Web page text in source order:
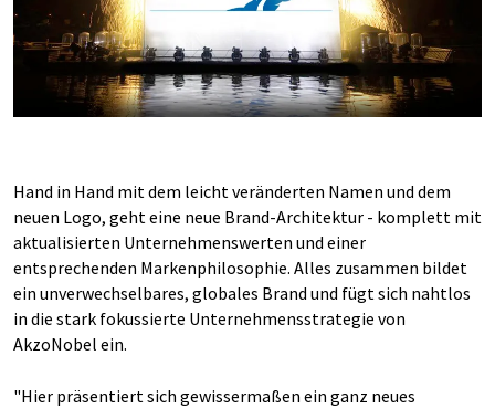
Hand in Hand mit dem leicht veränderten Namen und dem
neuen Logo, geht eine neue Brand-Architektur - komplett mit
aktualisierten Unternehmenswerten und einer
entsprechenden Markenphilosophie. Alles zusammen bildet
ein unverwechselbares, globales Brand und fügt sich nahtlos
in die stark fokussierte Unternehmensstrategie von
AkzoNobel ein.
"Hier präsentiert sich gewissermaßen ein ganz neues